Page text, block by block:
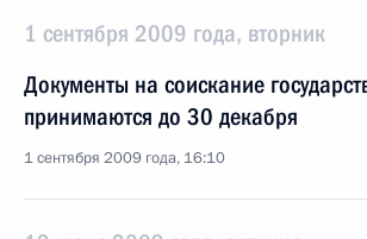
1 сентября 2009 года, вторник
Документы на соискание
принимаются до 30 декабря
1 сентября 2009 года, 16:10